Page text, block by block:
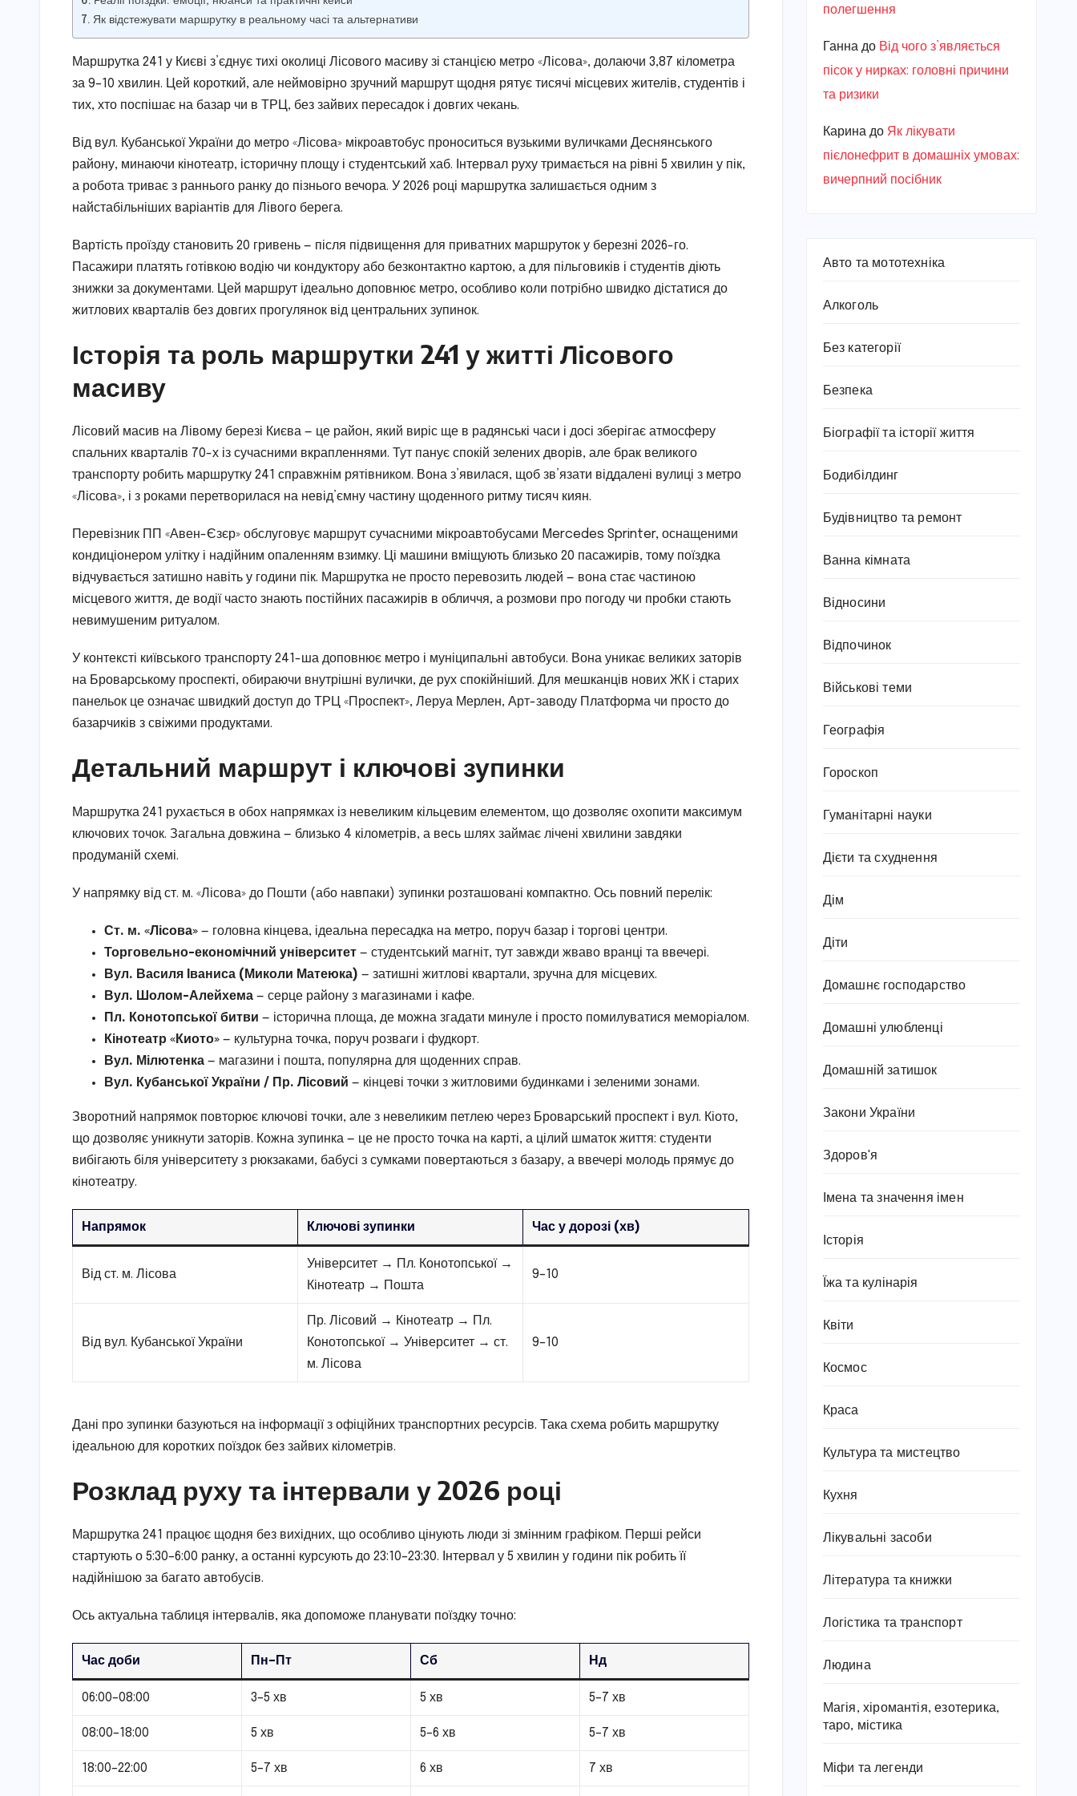
Як відстежувати маршрутку в реальному часі та альтернативи
Маршрутка 241 у Києві з’єднує тихі околиці Лісового масиву зі станцією метро «Лісова», долаючи 3,87 кілометра
за 9–10 хвилин. Цей короткий, але неймовірно зручний маршрут щодня рятує тисячі місцевих жителів, студентів і
тих, хто поспішає на базар чи в ТРЦ, без зайвих пересадок і довгих чекань.
Від вул. Кубанської України до метро «Лісова» мікроавтобус проноситься вузькими вуличками Деснянського
району, минаючи кінотеатр, історичну площу і студентський хаб. Інтервал руху тримається на рівні 5 хвилин у пік,
а робота триває з раннього ранку до пізнього вечора. У 2026 році маршрутка залишається одним з
найстабільніших варіантів для Лівого берега.
Вартість проїзду становить 20 гривень — після підвищення для приватних маршруток у березні 2026-го.
Пасажири платять готівкою водію чи кондуктору або безконтактно картою, а для пільговиків і студентів діють
знижки за документами. Цей маршрут ідеально доповнює метро, особливо коли потрібно швидко дістатися до
житлових кварталів без довгих прогулянок від центральних зупинок.
Історія та роль маршрутки 241 у житті Лісового
масиву
Лісовий масив на Лівому березі Києва — це район, який виріс ще в радянські часи і досі зберігає атмосферу
спальних кварталів 70-х із сучасними вкрапленнями. Тут панує спокій зелених дворів, але брак великого
транспорту робить маршрутку 241 справжнім рятівником. Вона з’явилася, щоб зв’язати віддалені вулиці з метро
«Лісова», і з роками перетворилася на невід’ємну частину щоденного ритму тисяч киян.
Перевізник ПП «Авен-Єзєр» обслуговує маршрут сучасними мікроавтобусами Mercedes Sprinter, оснащеними
кондиціонером улітку і надійним опаленням взимку. Ці машини вміщують близько 20 пасажирів, тому поїздка
відчувається затишно навіть у години пік. Маршрутка не просто перевозить людей — вона стає частиною
місцевого життя, де водії часто знають постійних пасажирів в обличчя, а розмови про погоду чи пробки стають
невимушеним ритуалом.
У контексті київського транспорту 241-ша доповнює метро і муніципальні автобуси. Вона уникає великих заторів
на Броварському проспекті, обираючи внутрішні вулички, де рух спокійніший. Для мешканців нових ЖК і старих
панельок це означає швидкий доступ до ТРЦ «Проспект», Леруа Мерлен, Арт-заводу Платформа чи просто до
базарчиків з свіжими продуктами.
Детальний маршрут і ключові зупинки
Маршрутка 241 рухається в обох напрямках із невеликим кільцевим елементом, що дозволяє охопити максимум
ключових точок. Загальна довжина — близько 4 кілометрів, а весь шлях займає лічені хвилини завдяки
продуманій схемі.
У напрямку від ст. м. «Лісова» до Пошти (або навпаки) зупинки розташовані компактно. Ось повний перелік:
Ст. м. «Лісова» — головна кінцева, ідеальна пересадка на метро, поруч базар і торгові центри.
Торговельно-економічний університет — студентський магніт, тут завжди жваво вранці та ввечері.
Вул. Василя Іваниса (Миколи Матеюка) — затишні житлові квартали, зручна для місцевих.
Вул. Шолом-Алейхема — серце району з магазинами і кафе.
Пл. Конотопської битви — історична площа, де можна згадати минуле і просто помилуватися меморіалом.
Кінотеатр «Киото» — культурна точка, поруч розваги і фудкорт.
Вул. Мілютенка — магазини і пошта, популярна для щоденних справ.
Вул. Кубанської України / Пр. Лісовий — кінцеві точки з житловими будинками і зеленими зонами.
Зворотний напрямок повторює ключові точки, але з невеликим петлею через Броварський проспект і вул. Кіото,
що дозволяє уникнути заторів. Кожна зупинка — це не просто точка на карті, а цілий шматок життя: студенти
вибігають біля університету з рюкзаками, бабусі з сумками повертаються з базару, а ввечері молодь прямує до
кінотеатру.
Напрямок Ключові зупинки Час у дорозі (хв)
Від ст. м. Лісова
Університет → Пл. Конотопської →
Кінотеатр → Пошта
9–10
Від вул. Кубанської України
Пр. Лісовий → Кінотеатр → Пл.
Конотопської → Університет → ст.
м. Лісова
9–10
Дані про зупинки базуються на інформації з офіційних транспортних ресурсів. Така схема робить маршрутку
ідеальною для коротких поїздок без зайвих кілометрів.
Розклад руху та інтервали у 2026 році
Маршрутка 241 працює щодня без вихідних, що особливо цінують люди зі змінним графіком. Перші рейси
стартують о 5:30–6:00 ранку, а останні курсують до 23:10–23:30. Інтервал у 5 хвилин у години пік робить її
надійнішою за багато автобусів.
Ось актуальна таблиця інтервалів, яка допоможе планувати поїздку точно:
Час доби Пн–Пт Сб Нд
06:00–08:00 3–5 хв 5 хв 5–7 хв
08:00–18:00 5 хв 5–6 хв 5–7 хв
18:00–22:00 5–7 хв 6 хв 7 хв
полегшення
Ганнадо Від чого з’являється
пісок у нирках: головні причини
та ризики
Каринадо Як лікувати
пієлонефрит в домашніх умовах:
вичерпний посібник
Авто та мототехніка
Алкоголь
Без категорії
Безпека
Біографії та історії життя
Бодибілдинг
Будівництво та ремонт
Ванна кімната
Відносини
Відпочинок
Військові теми
Географія
Гороскоп
Гуманітарні науки
Дієти та схуднення
Дім
Діти
Домашнє господарство
Домашні улюбленці
Домашній затишок
Закони України
Здоров'я
Імена та значення імен
Історія
Їжа та кулінарія
Квіти
Космос
Краса
Культура та мистецтво
Кухня
Лікувальні засоби
Література та книжки
Логістика та транспорт
Людина
Магія, хіромантія, езотерика,
таро, містика
Міфи та легенди